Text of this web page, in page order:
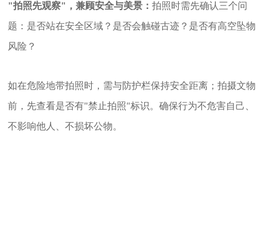
"拍照先观察"，兼顾安全与美景：拍照时需先确认三个问
题：是否站在安全区域？是否会触碰古迹？是否有高空坠物
风险？
如在危险地带拍照时，需与防护栏保持安全距离；拍摄文物
前，先查看是否有"禁止拍照"标识。确保行为不危害自己、
不影响他人、不损坏公物。